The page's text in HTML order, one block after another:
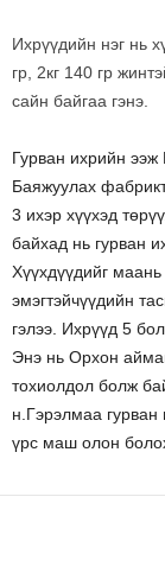
Ихрүүдийн нэг нь
гр, 2кг 140 гр
сайн байгаа гэнэ.
Гурван ихрийн
Баяжуулах
3 ихэр хүүхэд
байхад нь гурван
Хүүхдүүдийг
эмэгтэйчүүдийн
гэлээ. Ихрүүд 5
Энэ нь Орхон
тохиолдол болж
н.Гэрэлмаа
үрс маш олон